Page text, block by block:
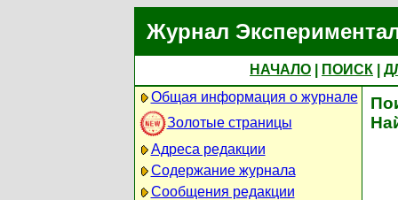
Журнал
НАЧАЛО ПОИСК
Общая информация о журнале
Золотые страницы
Адреса редакции
Содержание журнала
Сообщения редакции